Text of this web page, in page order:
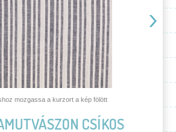
mozgassa a kurzort a kép fölött
CSÍKOS